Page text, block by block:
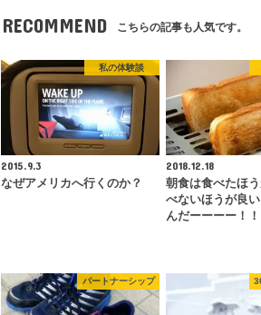
RECOMMEND こちらの記事も人気です。
私の体験談
2015.9.3
なぜアメリカへ行くのか？
2018.12.18
朝食は食べたほ
べないほうが良
んだーーーー！！
パートナーシップ